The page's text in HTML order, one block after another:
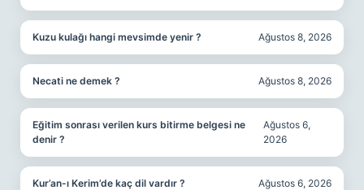
Kuzu kulağı hangi mevsimde yenir ? Ağustos 8, 2026
Necati ne demek ? Ağustos 8, 2026
Eğitim sonrası verilen kurs bitirme belgesi ne
denir ?
Ağustos 6,
2026
Kur’an-ı Kerim’de kaç dil vardır ? Ağustos 6, 2026